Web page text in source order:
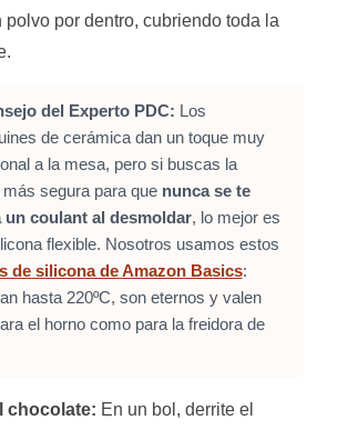
polvo por dentro, cubriendo toda la
del Experto PDC: Los
de cerámica dan un toque muy
a la mesa, pero si buscas la
segura para que nunca se te
un coulant al desmoldar, lo mejor es
flexible. Nosotros usamos estos
de silicona de Amazon Basics:
hasta 220ºC, son eternos y valen
el horno como para la freidora de
chocolate: En un bol, derrite el